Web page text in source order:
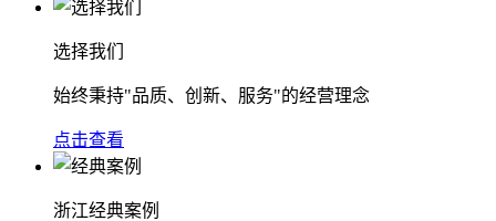
选择我们
始终秉持"品质、创新、服务"的经营理念
点击查看
浙江经典案例